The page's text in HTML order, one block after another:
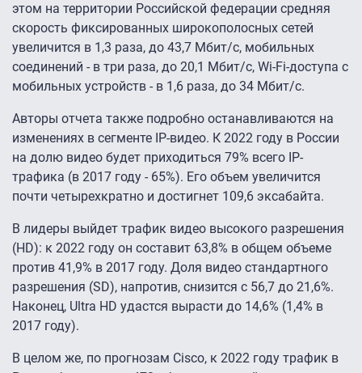
этом на территории Российской федерации средняя
скорость фиксированных широкополосных сетей
увеличится в 1,3 раза, до 43,7 Мбит/с, мобильных
соединений - в три раза, до 20,1 Мбит/с, Wi-Fi-доступа с
мобильных устройств - в 1,6 раза, до 34 Мбит/с.
Авторы отчета также подробно останавливаются на
изменениях в сегменте IP-видео. К 2022 году в России
на долю видео будет приходиться 79% всего IP-
трафика (в 2017 году - 65%). Его объем увеличится
почти четырехкратно и достигнет 109,6 эксабайта.
В лидеры выйдет трафик видео высокого разрешения
(HD): к 2022 году он составит 63,8% в общем объеме
против 41,9% в 2017 году. Доля видео стандартного
разрешения (SD), напротив, снизится с 56,7 до 21,6%.
Наконец, Ultra HD удастся вырасти до 14,6% (1,4% в
2017 году).
В целом же, по прогнозам Cisco, к 2022 году трафик в